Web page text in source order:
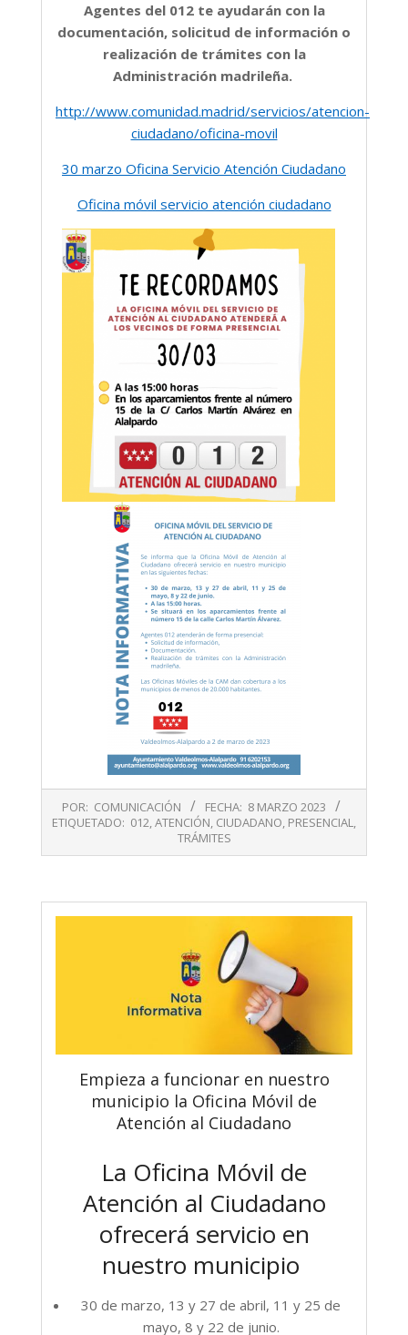
Agentes del 012 te ayudarán con la
documentación, solicitud de información o
realización de trámites con la
Administración madrileña.
http://www.comunidad.madrid/servicios/atencion-
ciudadano/oficina-movil
30 marzo Oficina Servicio Atención Ciudadano
Oficina móvil servicio atención ciudadano
03-
POR: COMUNICACIÓN FECHA: 8 MARZO 2023
ETIQUETADO: 012,ATENCIÓN, CIUDADANO, PRESENCIAL,
TRÁMITES
Empieza a funcionar en nuestro
municipio la Oficina Móvil de
Atención al Ciudadano
La Oficina Móvil de
Atención al Ciudadano
ofrecerá servicio en
nuestro municipio
30 de marzo, 13 y 27 de abril, 11 y 25 de
mayo, 8 y 22 de junio.